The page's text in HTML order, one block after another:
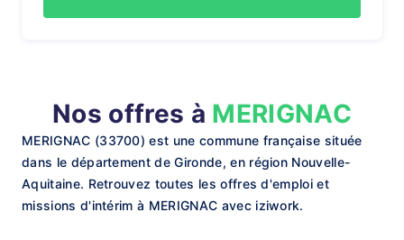
Nos offres à MERIGNAC
MERIGNAC (33700) est une commune française située
dans le département de Gironde, en région Nouvelle-
Aquitaine. Retrouvez toutes les offres d'emploi et
missions d'intérim à MERIGNAC avec iziwork.